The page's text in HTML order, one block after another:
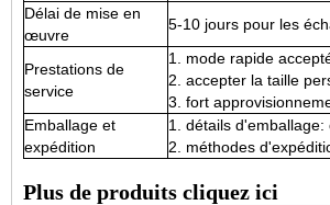
Délai de mise en
œuvre
5-10 jours pour les
Prestations de
service
1. mode rapide
2. accepter la taille
3. fort
Emballage et
expédition
1. détails
2. méthodes
Plus de produits cliquez ici